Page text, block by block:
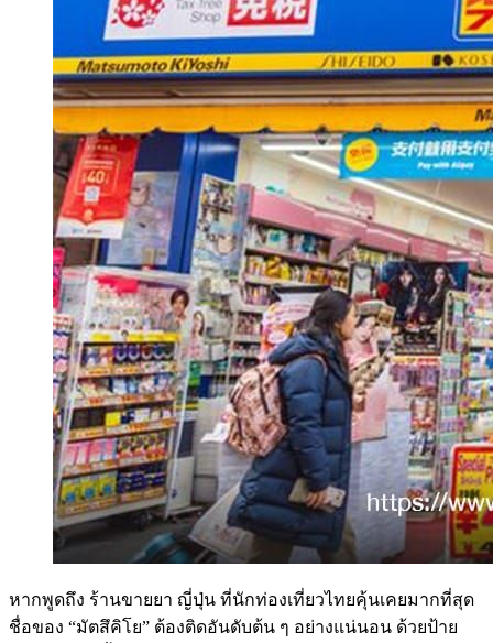
หากพูดถึง ร้านขายยา ญี่ปุ่น ที่นักท่องเที่ยวไทยคุ้นเคยมากที่สุด
ชื่อของ “มัตสึคิโย” ต้องติดอันดับต้น ๆ อย่างแน่นอน ด้วยป้าย